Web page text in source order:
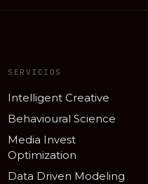
SERVICIOS
Intelligent Creative
Behavioural Science
Media Invest
Optimization
Data Driven Modeling